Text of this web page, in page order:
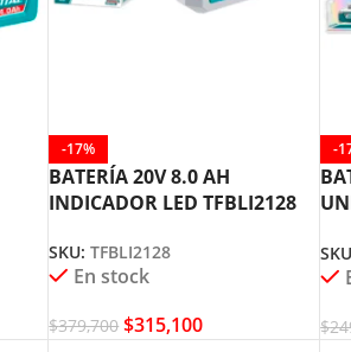
-17%
BATERÍA 20V 8.0 AH
INDICADOR LED TFBLI2128
SKU:TFBLI2128
En stock
$379,700 $315,100
-
$